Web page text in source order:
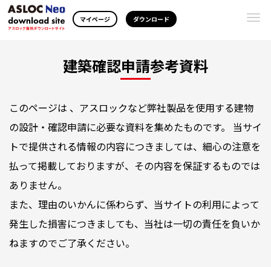
マイページ ダウンロード
建築確認申請参考資料
このページは 、アスロックなど弊社製品を使用する建物
の設計・確認申請に必要な資料を集めたものです。 当サイ
トで提供される情報の内容につきましては、細心の注意を
払って掲載しておりますが、その内容を保証するものでは
ありません。
また、理由のいかんに係わらず、当サイトの利用によって
発生した損害につきましても、当社は一切の責任を負いか
ねますのでご了承ください。